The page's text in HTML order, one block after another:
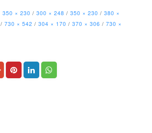
350 × 230 / 300 × 248 / 350 × 230 / 380 ×
/ 730 × 542 / 304 × 170 / 370 × 306 / 730 ×